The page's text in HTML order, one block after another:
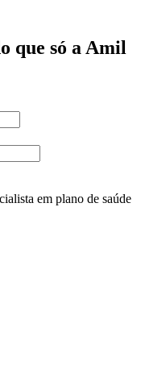
que só a Amil
em plano de saúde